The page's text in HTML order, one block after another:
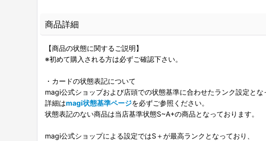
商品詳細
【商品の状態に関するご説明】
※初めて購入される方は必ずご確認下さい。
・カードの状態表記について
magi公式ショップおよび店頭での状態基準に合わせたランク設定とな
詳細はmagi状態基準ページを必ずご参照ください。
状態表記のない商品は当店基準状態S~A+の商品となっております。
magi公式ショップによる設定ではS＋が最高ランクとなっており、